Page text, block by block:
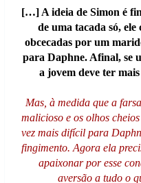
[…] A ideia de Simon é
de uma tacada só,
obcecadas por um
para Daphne. Afinal, se
a jovem deve ter
Mas, à medida que a
malicioso e os olhos
vez mais difícil para
fingimento. Agora ela
apaixonar por esse
aversão a tudo o